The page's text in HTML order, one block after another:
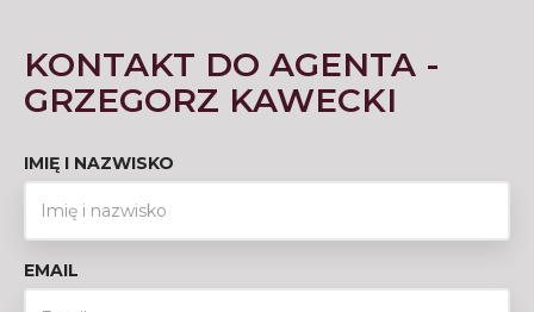
KONTAKT DO AGENTA -
GRZEGORZ KAWECKI
IMIĘ I NAZWISKO
EMAIL